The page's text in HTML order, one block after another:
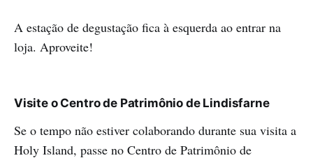
A estação de degustação fica à esquerda ao entrar na
loja. Aproveite!
Visite o Centro de Patrimônio de Lindisfarne
Se o tempo não estiver colaborando durante sua visita a
Holy Island, passe no Centro de Patrimônio de